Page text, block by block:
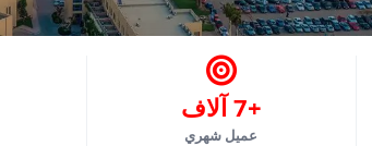
+7 آلاف
عميل شهري